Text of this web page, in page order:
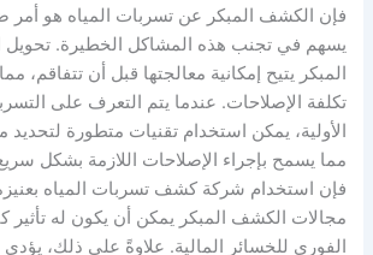
فإن الكشف المبكر عن تسربات المياه هو
يسهم في تجنب هذه المشاكل الخطيرة. تحويل
المبكر يتيح إمكانية معالجتها قبل أن تتفاقم،
تكلفة الإصلاحات. عندما يتم التعرف على
الأولية، يمكن استخدام تقنيات متطورة
مما يسمح بإجراء الإصلاحات اللازمة بشكل
فإن استخدام شركة كشف تسربات المياه
مجالات الكشف المبكر يمكن أن يكون له تأثير
الفوري للخسائر المالية. علاوةً على ذلك،